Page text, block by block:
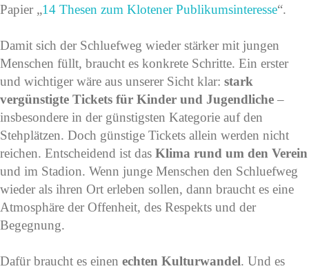
Papier „14 Thesen zum Klotener Publikumsinteresse“.
Damit sich der Schluefweg wieder stärker mit jungen
Menschen füllt, braucht es konkrete Schritte. Ein erster
und wichtiger wäre aus unserer Sicht klar: stark
vergünstigte Tickets für Kinder und Jugendliche –
insbesondere in der günstigsten Kategorie auf den
Stehplätzen. Doch günstige Tickets allein werden nicht
reichen. Entscheidend ist das Klima rund um den Verein
und im Stadion. Wenn junge Menschen den Schluefweg
wieder als ihren Ort erleben sollen, dann braucht es eine
Atmosphäre der Offenheit, des Respekts und der
Begegnung.
Dafür braucht es einen echten Kulturwandel. Und es